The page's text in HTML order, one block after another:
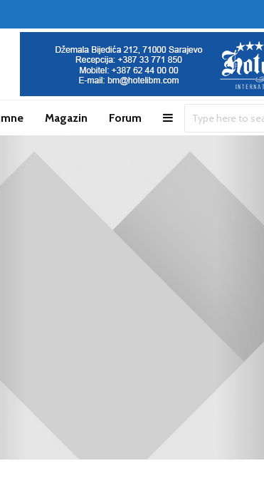
Magazin Forum